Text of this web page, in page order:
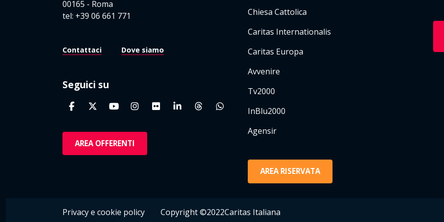
00165 - Roma
tel: +39 06 661 771
Contattaci Dove siamo
Seguici su
AREA OFFERENTI
Chiesa Cattolica
Caritas Internationalis
Caritas Europa
Avvenire
Tv2000
InBlu2000
Agensir
AREA RISERVATA
Privacy e cookie policy Copyright ©2022Caritas Italiana